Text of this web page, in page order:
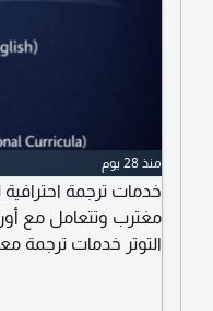
منذ 28 يوم
خدمات ترجمة
مغترب وتتعامل مع
التوتر خدمات ترجمة